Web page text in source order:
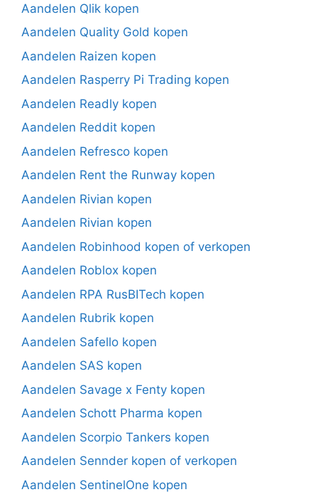
Aandelen Qlik kopen
Aandelen Quality Gold kopen
Aandelen Raizen kopen
Aandelen Rasperry Pi Trading kopen
Aandelen Readly kopen
Aandelen Reddit kopen
Aandelen Refresco kopen
Aandelen Rent the Runway kopen
Aandelen Rivian kopen
Aandelen Rivian kopen
Aandelen Robinhood kopen of verkopen
Aandelen Roblox kopen
Aandelen RPA RusBITech kopen
Aandelen Rubrik kopen
Aandelen Safello kopen
Aandelen SAS kopen
Aandelen Savage x Fenty kopen
Aandelen Schott Pharma kopen
Aandelen Scorpio Tankers kopen
Aandelen Sennder kopen of verkopen
Aandelen SentinelOne kopen